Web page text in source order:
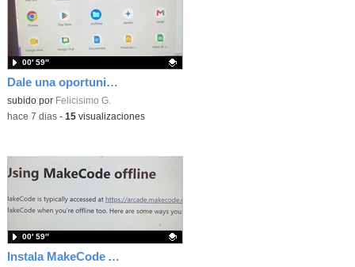
Dale una oportunidad a los Chromebooks y utiliza un proyector para realizar talleres si no tienes pantallas táctiles
Contenido educativo.
subido por Felicisimo G.
00′ 59″
-hace 7 dias- 15visualizaciones
Instala MakeCode Arcade para trabajar offline en tu tablet, ordenador, Chromebook
00′ 59″